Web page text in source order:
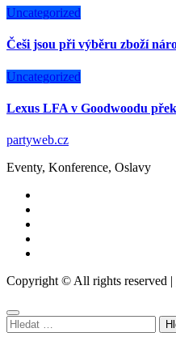
Uncategorized
Češi jsou při výběru zboží
Uncategorized
Lexus LFA v Goodwoodu
partyweb.cz
Eventy, Konference, Oslavy
Copyright © All rights reserved |
Vyhledávání